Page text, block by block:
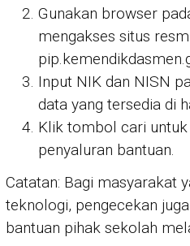
Gunakan browser
mengakses situs
Input NIK dan NISN
data yang tersedia di
Klik tombol cari
penyaluran bantuan.
Catatan: Bagi masyarakat
teknologi, pengecekan
bantuan pihak sekolah